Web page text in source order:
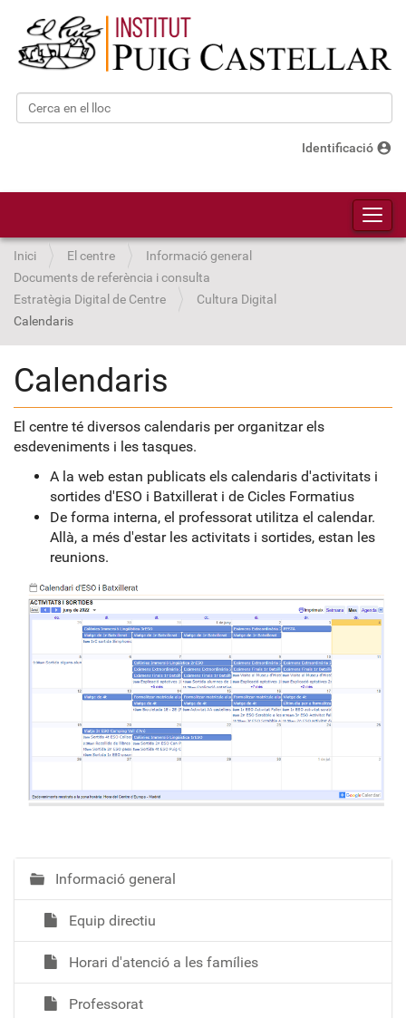
Cerca
Identificació account_circle
Inici El centre
Informació general
Documents de referència i consulta
Estratègia Digital de Centre
Cultura Digital
Calendaris
Calendaris
El centre té diversos calendaris per organitzar els
esdeveniments i les tasques.
A la web estan publicats els calendaris d'activitats i
sortides d'ESO i Batxillerat i de Cicles Formatius
De forma interna, el professorat utilitza el calendar.
Allà, a més d'estar les activitats i sortides, estan les
reunions.
N
a
e
a
Informació general
Equip directiu
Horari d'atenció a les famílies
Professorat